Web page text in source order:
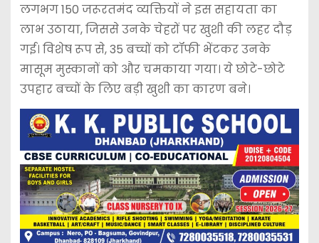
लगभग 150 जरूरतमंद व्यक्तियों ने इस सहायता का
लाभ उठाया, जिससे उनके चेहरों पर खुशी की लहर दौड़
गई। विशेष रूप से, 35 बच्चों को टॉफी भेंटकर उनके
मासूम मुस्कानों को और चमकाया गया। ये छोटे-छोटे
उपहार बच्चों के लिए बड़ी खुशी का कारण बने।